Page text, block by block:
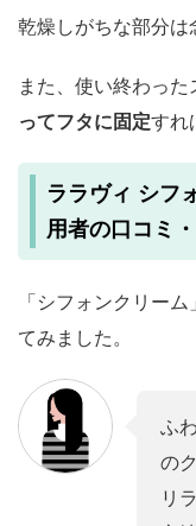
乾燥しがちな部分は
また、使い終わった
ってフタに固定すれ
ララヴィ シフ
用者の口コミ
「シフォンクリー
てみました。
ふ
の
リ